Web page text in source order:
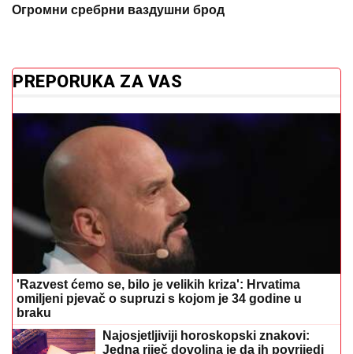
'Razvest ćemo se, bilo je velikih kriza': Hrvatima
omiljeni pjevač o supruzi s kojom je 34 godine u
braku
Najosjetljiviji horoskopski znakovi:
Jedna riječ dovoljna je da ih povrijedi